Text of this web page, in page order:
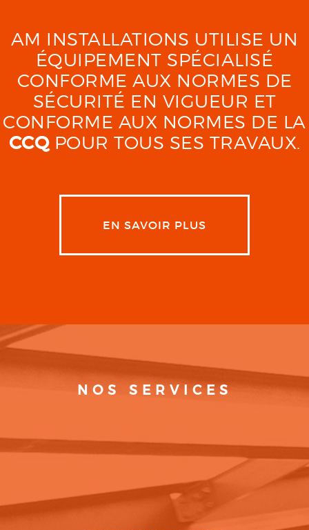
AM INSTALLATIONS UTILISE UN
ÉQUIPEMENT SPÉCIALISÉ
CONFORME AUX NORMES DE
SÉCURITÉ EN VIGUEUR ET
CONFORME AUX NORMES DE LA
CCQPOUR TOUS SES TRAVAUX.
EN SAVOIR PLUS
NOS SERVICES